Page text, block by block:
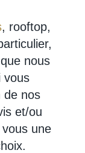
, rooftop,
nous
vous
de nos
et/ou
une